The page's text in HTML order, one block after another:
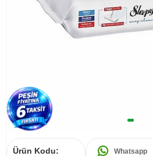
Ürün Kodu: Whatsapp